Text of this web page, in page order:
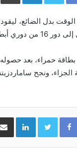
حمراء، بعد
الجزاء، ونجح
Facebook
Twitter